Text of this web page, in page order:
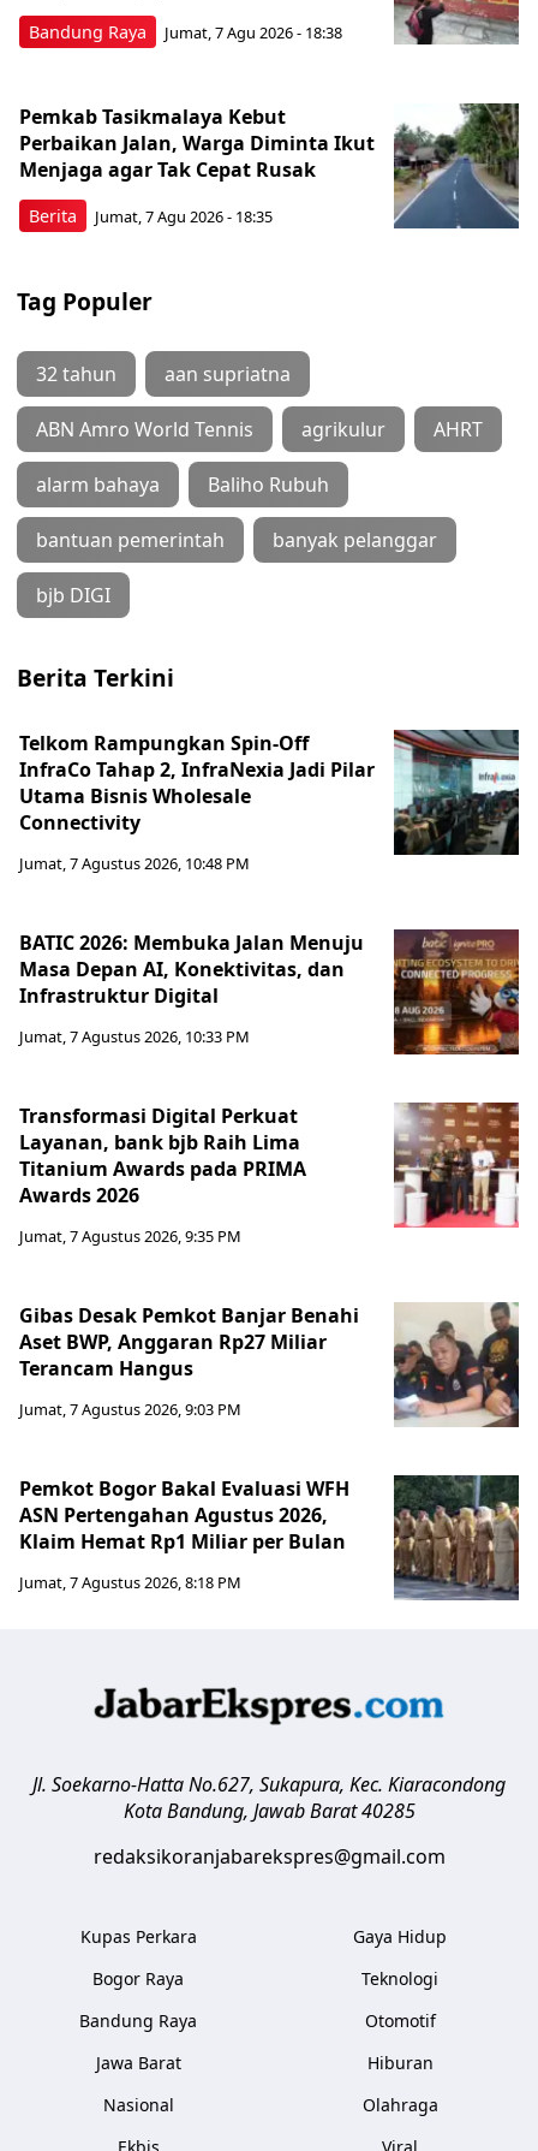
Bandung Raya Jumat, 7 Agu 2026 - 18:38
Berita
Pemkab Tasikmalaya Kebut
Perbaikan Jalan, Warga Diminta Ikut
Menjaga agar Tak Cepat Rusak
Jumat, 7 Agu 2026 - 18:35
Tag Populer
32 tahun aan supriatna
ABN Amro World Tennis agrikulur AHRT
alarm bahaya Baliho Rubuh
bantuan pemerintah banyak pelanggar
bjb DIGI
Berita Terkini
Telkom Rampungkan Spin-Off
InfraCo Tahap 2, InfraNexia Jadi Pilar
Utama Bisnis Wholesale
Connectivity
Jumat, 7 Agustus 2026, 10:48 PM
BATIC 2026: Membuka Jalan Menuju
Masa Depan AI, Konektivitas, dan
Infrastruktur Digital
Jumat, 7 Agustus 2026, 10:33 PM
Transformasi Digital Perkuat
Layanan, bank bjb Raih Lima
Titanium Awards pada PRIMA
Awards 2026
Jumat, 7 Agustus 2026, 9:35 PM
Gibas Desak Pemkot Banjar Benahi
Aset BWP, Anggaran Rp27 Miliar
Terancam Hangus
Jumat, 7 Agustus 2026, 9:03 PM
Pemkot Bogor Bakal Evaluasi WFH
ASN Pertengahan Agustus 2026,
Klaim Hemat Rp1 Miliar per Bulan
Jumat, 7 Agustus 2026, 8:18 PM
Jl. Soekarno-Hatta No.627, Sukapura, Kec. Kiaracondong
Kota Bandung, Jawab Barat 40285
redaksikoranjabarekspres@gmail.com
Kupas Perkara
Bogor Raya
Bandung Raya
Jawa Barat
Nasional
Gaya Hidup
Teknologi
Otomotif
Hiburan
Olahraga